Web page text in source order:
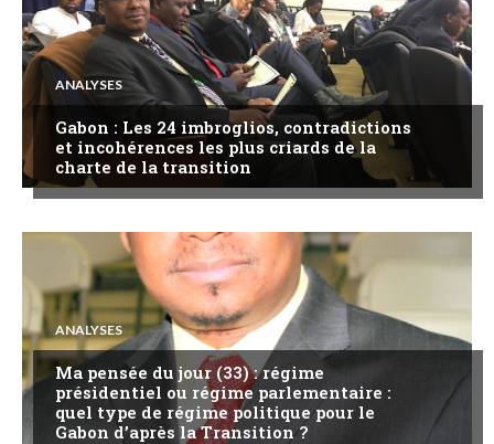
ANALYSES
Gabon : Les 24 imbroglios, contradictions
et incohérences les plus criards de la
charte de la transition
ANALYSES
Ma pensée du jour (33) : régime
présidentiel ou régime parlementaire :
quel type de régime politique pour le
Gabon d’après la Transition ?